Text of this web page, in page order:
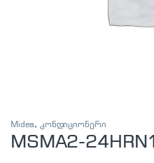
Midea,კონდიციონერი
MSMA2-24HRN1